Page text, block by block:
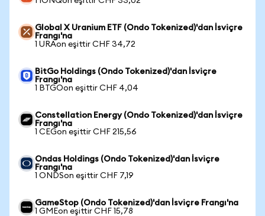
Global X Uranium ETF (Ondo Tokenized)'dan İsviçre
Frangı'na
1 URAon eşittir CHF 34,72
BitGo Holdings (Ondo Tokenized)'dan İsviçre
Frangı'na
1 BTGOon eşittir CHF 4,04
Constellation Energy (Ondo Tokenized)'dan İsviçre
Frangı'na
1 CEGon eşittir CHF 215,56
Ondas Holdings (Ondo Tokenized)'dan İsviçre
Frangı'na
1 ONDSon eşittir CHF 7,19
GameStop (Ondo Tokenized)'dan İsviçre Frangı'na
1 GMEon eşittir CHF 15,78